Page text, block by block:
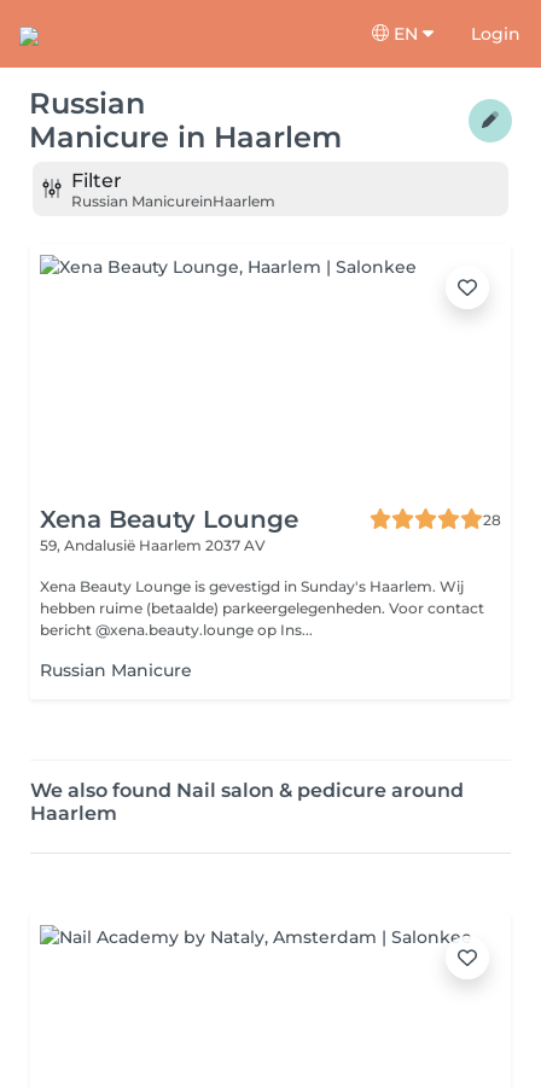
EN Login
Russian
Manicure in Haarlem
Filter
Russian ManicureinHaarlem
Xena Beauty Lounge
28
59, Andalusië Haarlem 2037 AV
Xena Beauty Lounge is gevestigd in Sunday's Haarlem. Wij
hebben ruime (betaalde) parkeergelegenheden. Voor contact
bericht @xena.beauty.lounge op Ins...
Russian Manicure
We also found Nail salon & pedicure around
Haarlem